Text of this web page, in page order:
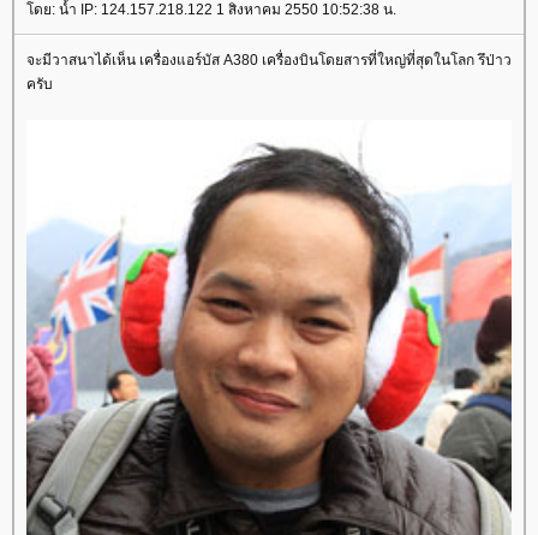
ดย: น้ำ IP: 124.157.218.122 1 สิงหาคม 2550 10:52:38 น.
จะมีวาสนาได้เห็น เครื่องแอร์บัส A380 เครื่องบินโดยสารที่ใหญ่ที่สุดในโลก รึป่าว
ครับ